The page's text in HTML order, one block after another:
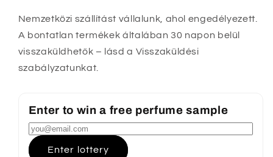
Nemzetközi szállítást vállalunk, ahol engedélyezett.
A bontatlan termékek általában 30 napon belül
visszaküldhetők – lásd a Visszaküldési
szabályzatunkat.
Enter to win a free perfume sample
Enter lottery